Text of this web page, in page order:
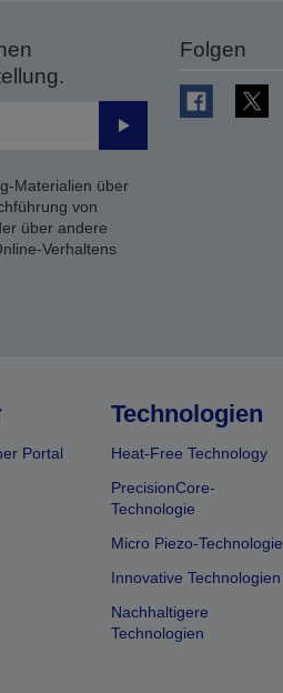
Senden
Materialien über
von
über andere
Verhaltens
Folgen
Portal
Technologien
Heat-Free Technology
PrecisionCore-
Technologie
Micro Piezo-Technologie
Innovative Technologien
Nachhaltigere
Technologien